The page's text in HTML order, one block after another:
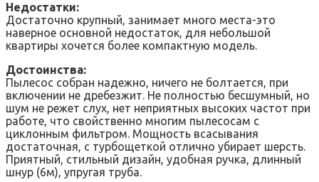
Недостатки:
Достаточно крупный, занимает много места-это
наверное основной недостаток, для небольшой
квартиры хочется более компактную модель.
Достоинства:
Пылесос собран надежно, ничего не болтается, при
включении не дребезжит. Не полностью бесшумный, но
шум не режет слух, нет неприятных высоких частот при
работе, что свойственно многим пылесосам с
циклонным фильтром. Мощность всасывания
достаточная, с турбощеткой отлично убирает шерсть.
Приятный, стильный дизайн, удобная ручка, длинный
шнур (6м), упругая труба.